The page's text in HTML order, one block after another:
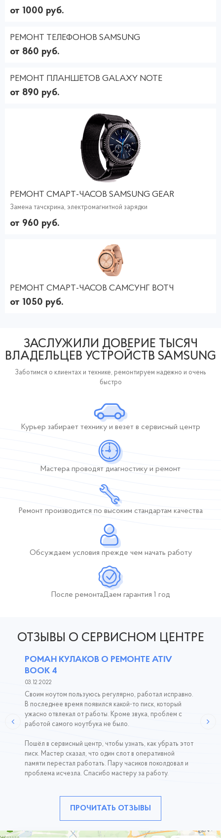
от 1000 руб.
РЕМОНТ ТЕЛЕФОНОВ SAMSUNG
от 860 руб.
РЕМОНТ ПЛАНШЕТОВ GALAXY NOTE
от 890 руб.
РЕМОНТ СМАРТ-ЧАСОВ SAMSUNG GEAR
Замена тачскрина, электромагнитной зарядки
от 960 руб.
РЕМОНТ СМАРТ-ЧАСОВ САМСУНГ ВОТЧ
от 1050 руб.
ЗАСЛУЖИЛИ ДОВЕРИЕ ТЫСЯЧ
ВЛАДЕЛЬЦЕВ УСТРОЙСТВ SAMSUNG
Заботимся о клиентах и технике, ремонтируем надежно и очень
быстро
Курьер забирает технику и везет в сервисный центр
Мастера проводят диагностику и ремонт
Ремонт производится по высоким стандартам качества
Обсуждаем условия прежде чем начать работу
После ремонтаДаем гарантия 1 год
ОТЗЫВЫ О СЕРВИСНОМ ЦЕНТРЕ
РОМАН КУЛАКОВ О РЕМОНТЕ ATIV
BOOK 4
03.12.2022
Своим ноутом пользуюсь регулярно, работал исправно.
В последнее время появился какой-то писк, который
ужасно отвлекал от работы. Кроме звука, проблем с
работой самого ноутбука не было.
Пошёл в сервисный центр, чтобы узнать, как убрать этот
писк. Мастер сказал, что один слот в оперативной
памяти перестал работать. Пару часиков поколдовал и
проблема исчезла. Спасибо мастеру за работу.
ПРОЧИТАТЬ ОТЗЫВЫ